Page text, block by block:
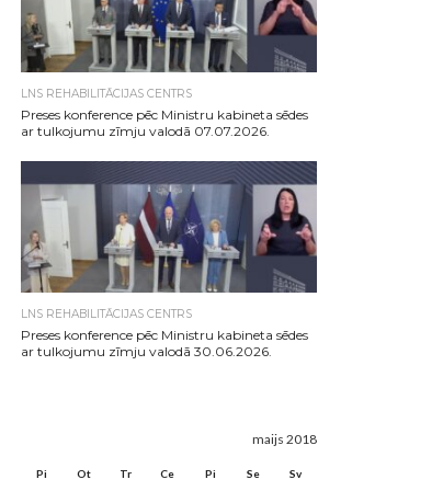
LNS REHABILITĀCIJAS CENTRS
Preses konference pēc Ministru kabineta sēdes
ar tulkojumu zīmju valodā 07.07.2026.
LNS REHABILITĀCIJAS CENTRS
Preses konference pēc Ministru kabineta sēdes
ar tulkojumu zīmju valodā 30.06.2026.
maijs 2018
Pi Ot Tr Ce Pi Se Sv